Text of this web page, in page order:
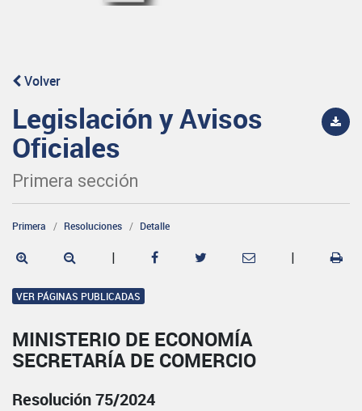
Volver
Legislación y Avisos
Oficiales
Primera sección
Primera Resoluciones Detalle
| |
VER PÁGINAS PUBLICADAS
MINISTERIO DE ECONOMÍA
SECRETARÍA DE COMERCIO
Resolución 75/2024